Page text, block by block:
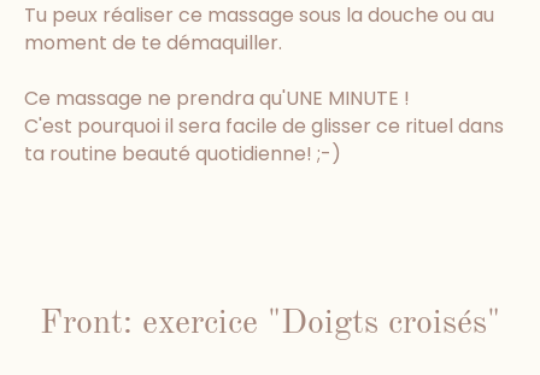
Tu peux réaliser ce massage sous la douche ou au
moment de te démaquiller.
Ce massage ne prendra qu'UNE MINUTE !
C'est pourquoi il sera facile de glisser ce rituel dans
ta routine beauté quotidienne! ;-)
Front: exercice "Doigts croisés"